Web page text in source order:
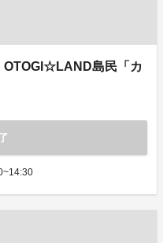
島民「カ